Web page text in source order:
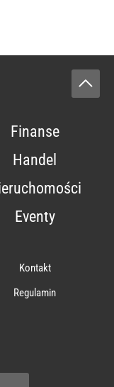
Finanse
Handel
Eventy
Kontakt
Regulamin